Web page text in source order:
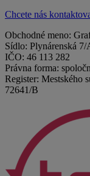
Chcete nás
Obchodné meno:
Sídlo: Plynárenská
IČO: 46 113 282
Právna forma:
Register: Mestského
72641/B